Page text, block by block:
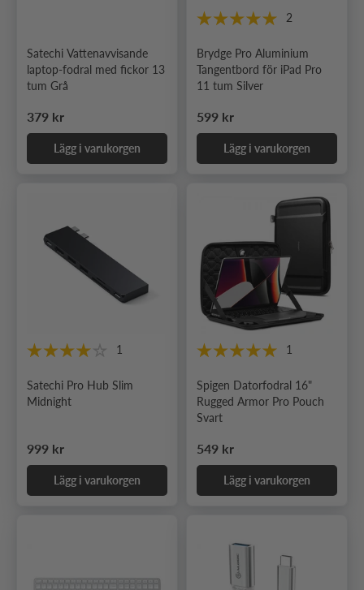
Satechi Vattenavvisande
laptop-fodral med fickor 13
tum Grå
Ordinarie pris
379 kr
Lägg i varukorgen
2
Brydge Pro Aluminium
Tangentbord för iPad Pro
11 tum Silver
Ordinarie pris
599 kr
Lägg i varukorgen
1
Satechi Pro Hub Slim
Midnight
Ordinarie pris
999 kr
Lägg i varukorgen
1
Spigen Datorfodral 16"
Rugged Armor Pro Pouch
Svart
Ordinarie pris
549 kr
Lägg i varukorgen